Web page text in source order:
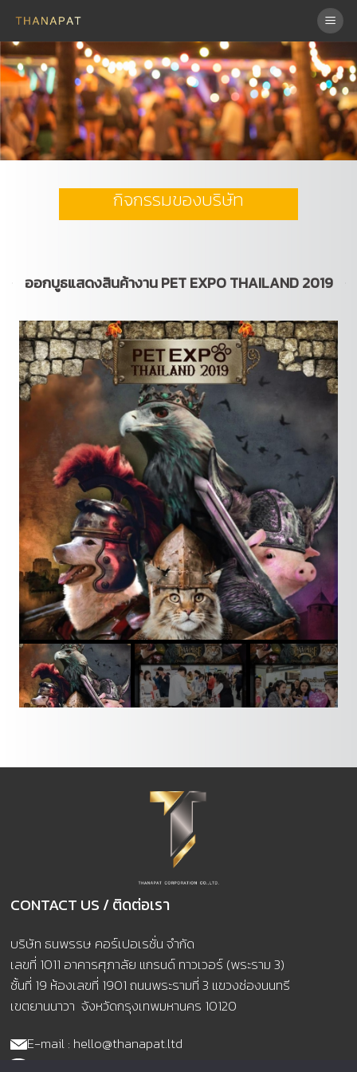
content
กิจกรรมของบริษัท
ออกบูธแสดงสินค้างาน PET EXPO THAILAND 2019
CONTACT US / ติดต่อเรา
บริษัท ธนพรรษ คอร์เปอเรชั่น จำกัด
เลขที่ 1011 อาคารศุภาลัย แกรนด์ ทาวเวอร์ (พระราม 3)
ชั้นที่ 19 ห้องเลขที่ 1901 ถนนพระรามที่ 3 แขวงช่องนนทรี
เขตยานนาวา จังหวัดกรุงเทพมหานคร 10120
E-mail : hello@thanapat.ltd